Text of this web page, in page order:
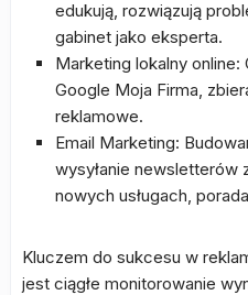
edukują, rozwiązują
gabinet jako eksperta.
Marketing lokalny
Google Moja Firma,
reklamowe.
Email Marketing:
wysyłanie newsletterów
nowych usługach,
Kluczem do sukcesu w
jest ciągłe monitorowanie